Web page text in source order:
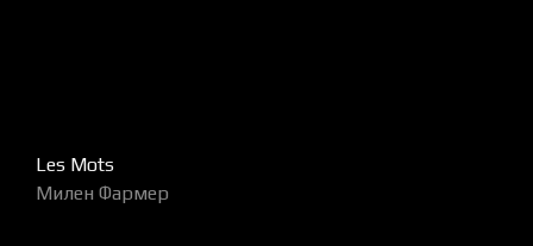
Les Mots
Милен Фармер